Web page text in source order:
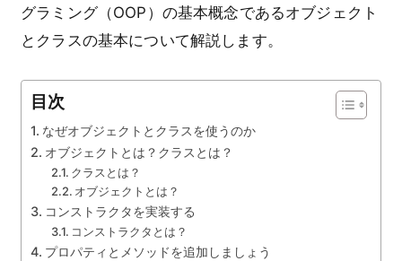
グラミング（OOP）の基本概念であるオブジェクト
とクラスの基本について解説します。
目次
なぜオブジェクトとクラスを使うのか
オブジェクトとは？クラスとは？
クラスとは？
オブジェクトとは？
コンストラクタを実装する
コンストラクタとは？
プロパティとメソッドを追加しましょう